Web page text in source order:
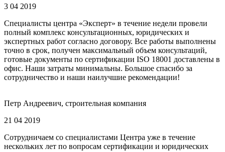
3 04 2019
Специалисты центра «Эксперт» в течение недели провели
полный комплекс консультационных, юридических и
экспертных работ согласно договору. Все работы выполнены
точно в срок, получен максимальный объем консультаций,
готовые документы по сертификации ISO 18001 доставлены в
офис. Наши затраты минимальны. Большое спасибо за
сотрудничество и наши наилучшие рекомендации!
Петр Андреевич, строительная компания
21 04 2019
Сотрудничаем со специалистами Центра уже в течение
нескольких лет по вопросам сертификации и юридических